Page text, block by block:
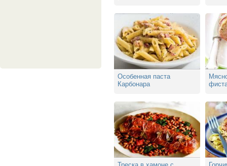
Особенная паста
Карбонара